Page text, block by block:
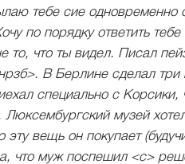
тебе сие
по порядку ответить
то, что ты видел. Писал
В Берлине сделал
специально с Корсики,
музей
эту вещь он покупает
что муж поспешил <с>